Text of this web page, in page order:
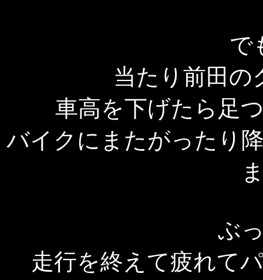
で
当たり前田の
車高を下げたら足
バイクにまたがったり
ぶ
走行を終えて疲れて